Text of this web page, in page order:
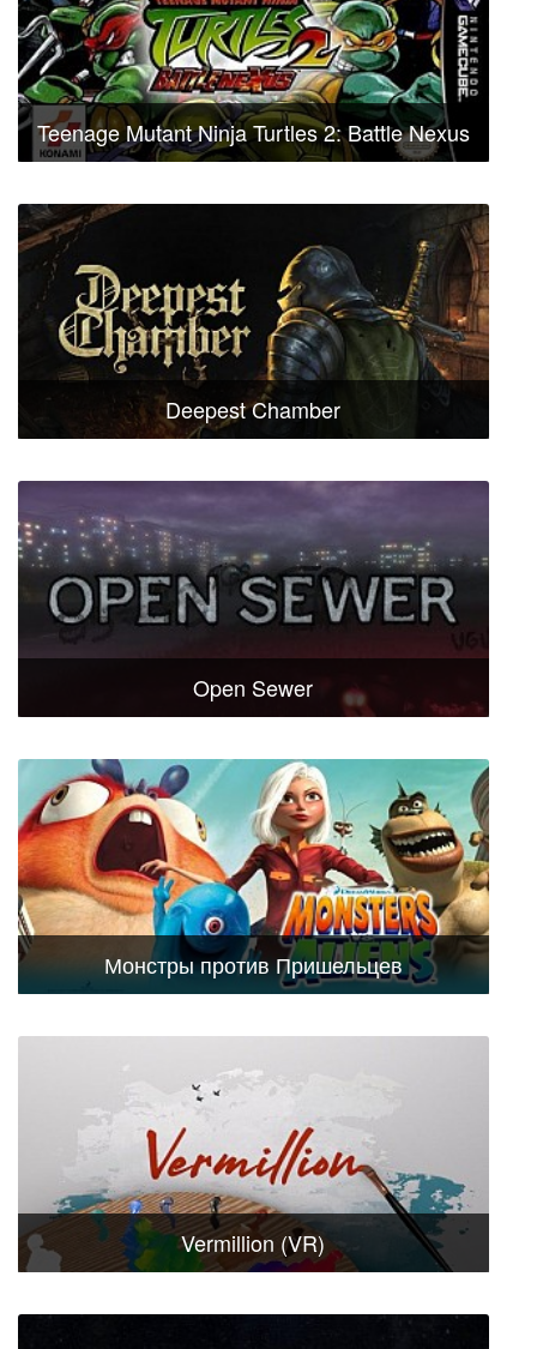
Teenage Mutant Ninja Turtles 2: Battle Nexus
Deepest Chamber
Open Sewer
Монстры против Пришельцев
Vermillion (VR)